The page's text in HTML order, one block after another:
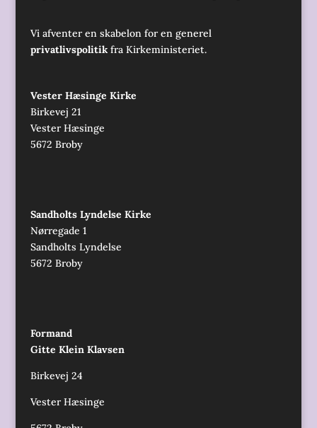
Vi afventer en skabelon for en generel
privatlivspolitikfra Kirkeministeriet.
Vester Hæsinge Kirke
Birkevej 21
Vester Hæsinge
5672 Broby
Sandholts Lyndelse Kirke
Nørregade 1
Sandholts Lyndelse
5672 Broby
Formand
Gitte Klein Klavsen
Birkevej 24
Vester Hæsinge